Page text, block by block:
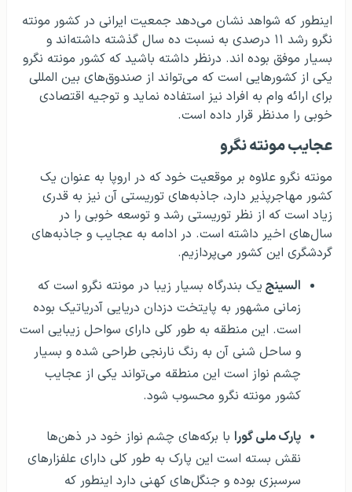
اینطور که شواهد نشان می‌دهد جمعیت ایرانی در کشور مونته
نگرو رشد ۱۱ درصدی به نسبت ده سال گذشته داشته‌اند و
بسیار موفق بوده اند. درنظر داشته باشید که کشور مونته نگرو
یکی از کشورهایی است که می‌تواند از صندوق‌های بین المللی
برای ارائه وام به افراد نیز استفاده نماید و توجیه اقتصادی
خوبی را مدنظر قرار داده است.
عجایب مونته نگرو
مونته نگرو علاوه بر موقعیت خود که در اروپا به عنوان یک
کشور مهاجرپذیر دارد، جاذبه‌های توریستی آن نیز به قدری
زیاد است که از نظر توریستی رشد و توسعه خوبی را در
سال‌های اخیر داشته است. در ادامه به عجایب و جاذبه‌های
گردشگری این کشور می‌پردازیم.
السینج یک بندرگاه بسیار زیبا در مونته نگرو است که
زمانی مشهور به پایتخت دزدان دریایی آدریاتیک بوده
است. این منطقه به طور کلی دارای سواحل زیبایی است
و ساحل شنی آن به رنگ نارنجی طراحی شده و بسیار
چشم نواز است این منطقه می‌تواند یکی از عجایب
کشور مونته نگرو محسوب شود.
پارک ملی گورا با برکه‌های چشم نواز خود در ذهن‌ها
نقش بسته است این پارک به طور کلی دارای علفزارهای
سرسبزی بوده و جنگل‌های کهنی دارد اینطور که